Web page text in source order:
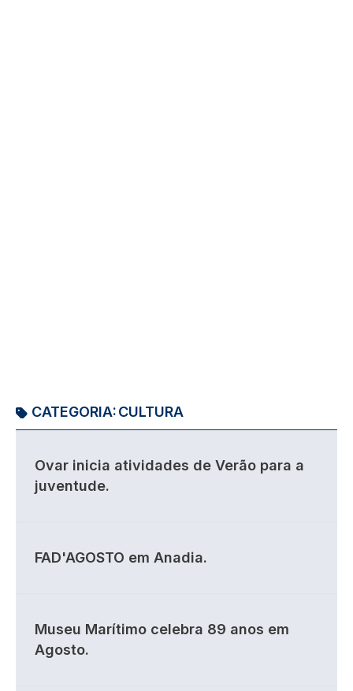
CATEGORIA:CULTURA
Ovar inicia atividades de Verão para a
juventude.
FAD'AGOSTO em Anadia.
Museu Marítimo celebra 89 anos em
Agosto.